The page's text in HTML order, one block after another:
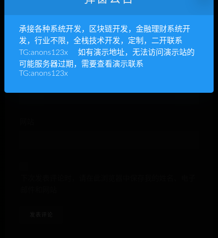
昵称*
E-mail*
承接各种系统开发，区块链开发，金融理财系统开
发，行业不限，全栈技术开发，定制，二开联系
TG:anons123x 如有演示地址，无法访问演示站的
可能服务器过期，需要查看演示联系
TG:anons123x